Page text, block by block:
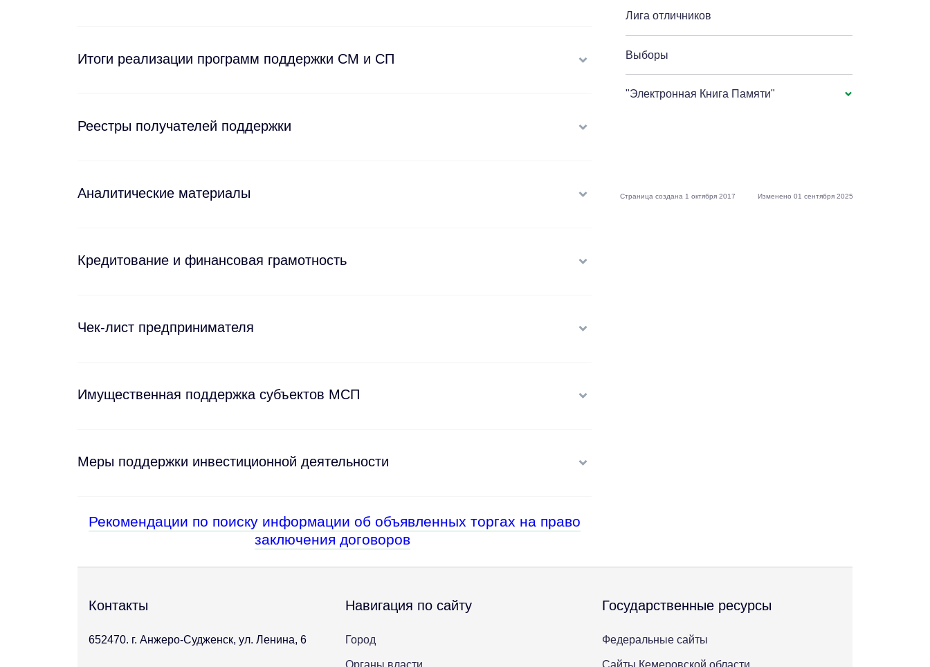
Итоги реализации программ поддержки СМ и СП
Реестры получателей поддержки
Аналитические материалы
Кредитование и финансовая грамотность
Чек-лист предпринимателя
Имущественная поддержка субъектов МСП
Меры поддержки инвестиционной деятельности
Рекомендации по поиску информации об объявленных торгах на право
заключения договоров
Лига отличников
Выборы
"Электронная Книга Памяти"
Страница создана 1 октября 2017 Изменено 01 сентября 2025
Контакты
652470. г. Анжеро-Судженск, ул. Ленина, 6
Навигация по сайту
Город
Государственные ресурсы
Федеральные сайты